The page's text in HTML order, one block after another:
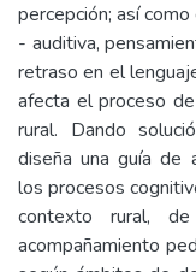
percepción; así
- auditiva,
retraso en el
afecta el proceso
rural. Dando
diseña una guía de
los procesos
contexto rural,
acompañamiento